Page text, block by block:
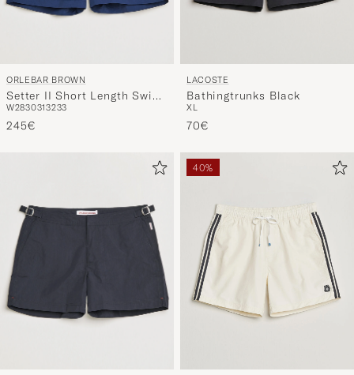
ORLEBAR BROWN
Setter II Short Length Swim
Shorts Navy
W2830313233
245€
LACOSTE
Bathingtrunks Black
XL
70€
40%